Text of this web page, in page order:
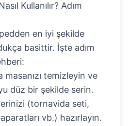
Kullanılır? Adım
en iyi şekilde
basittir. İşte adım
masanızı temizleyin ve
düz bir şekilde serin.
(tornavida seti,
vb.) hazırlayın.